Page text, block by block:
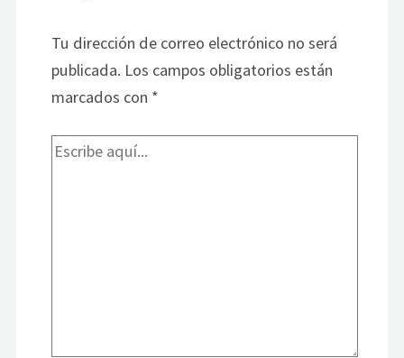
Tu dirección de correo electrónico no será
publicada. Los campos obligatorios están
marcados con *